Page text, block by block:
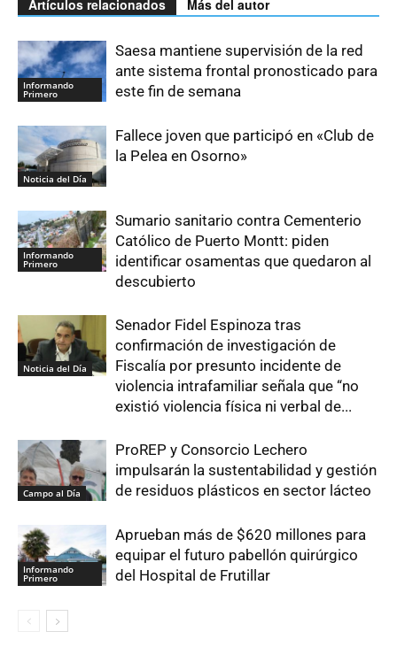
Artículos relacionados Más del autor
Informando
Primero
Saesa mantiene supervisión de la red
ante sistema frontal pronosticado para
este fin de semana
Noticia del Día
Fallece joven que participó en «Club de
la Pelea en Osorno»
Informando
Primero
Sumario sanitario contra Cementerio
Católico de Puerto Montt: piden
identificar osamentas que quedaron al
descubierto
Noticia del Día
Senador Fidel Espinoza tras
confirmación de investigación de
Fiscalía por presunto incidente de
violencia intrafamiliar señala que “no
existió violencia física ni verbal de...
Campo al Día
ProREP y Consorcio Lechero
impulsarán la sustentabilidad y gestión
de residuos plásticos en sector lácteo
Informando
Primero
Aprueban más de $620 millones para
equipar el futuro pabellón quirúrgico
del Hospital de Frutillar